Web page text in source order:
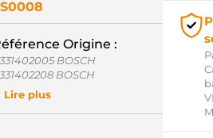
Origine :
BOSCH
BOSCH
POWERMAX
VOLVO
CARGO
Lire plus